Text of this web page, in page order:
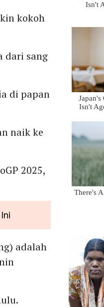
kokoh
dari sang
di papan
naik ke
2025,
adalah